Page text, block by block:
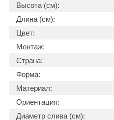
Высота (см):
Длина (см):
Цвет:
Монтаж:
Страна:
Форма:
Материал:
Ориентация:
Диаметр слива (см):